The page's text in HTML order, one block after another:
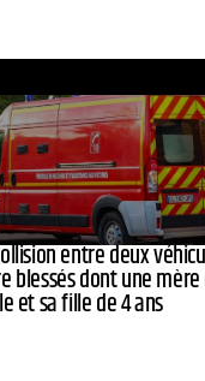
entre deux
blessés dont une
et sa fille de 4 ans